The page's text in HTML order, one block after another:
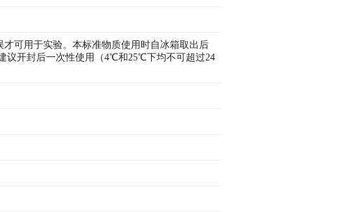
可用于实验。本标准物质使用时自冰箱取出后
议开封后一次性使用（4℃和25℃下均不可超过24